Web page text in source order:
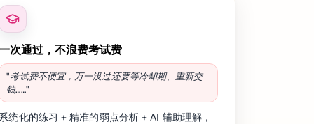
次通过，不浪费考试费
"考试费不便宜，万一没过还要等冷却期、重新交
钱……"
统化的练习 + 精准的弱点分析 + AI 辅助理解，